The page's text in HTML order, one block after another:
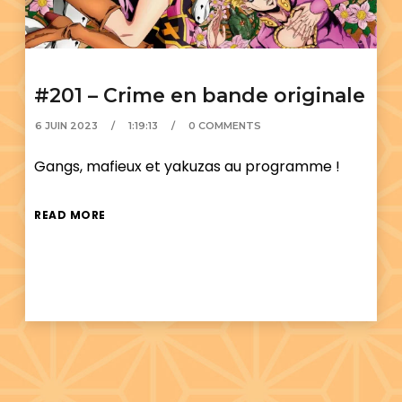
#201 – Crime en bande originale
6 JUIN 2023 1:19:13 0 COMMENTS
Gangs, mafieux et yakuzas au programme !
READ MORE